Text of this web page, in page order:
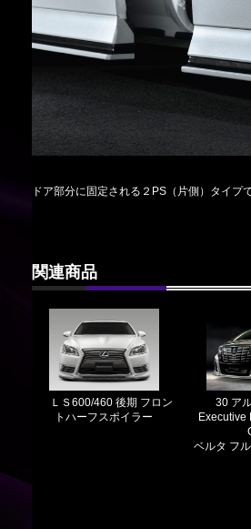
ドア部分に固定される２PS（片側）タイプ
関連商品
ＬＳ600/460 後期 フロン
トハーフスポイラー
30 ア
Executive
ベルタ フ